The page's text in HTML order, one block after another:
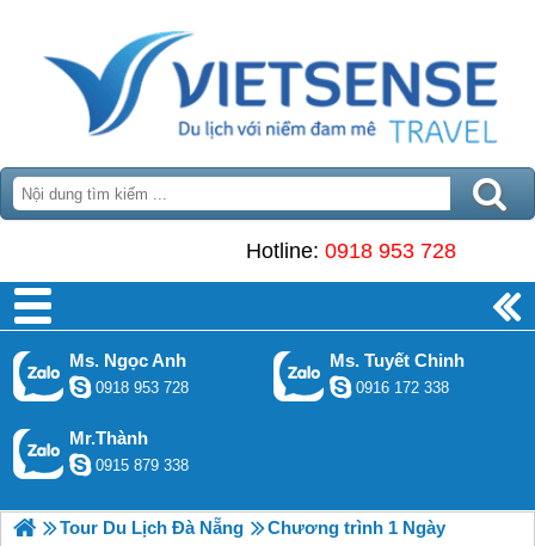
Hotline: 0918 953 728
Ms. Ngọc Anh
0918 953 728
Ms. Tuyết Chinh
0916 172 338
Mr.Thành
0915 879 338
Tour Du Lịch Đà Nẵng
Chương trình 1 Ngày